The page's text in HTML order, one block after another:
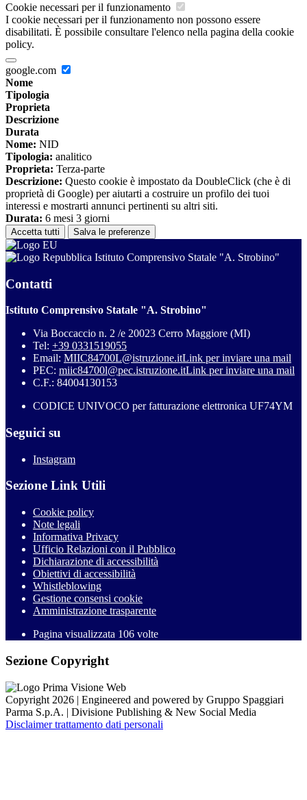
Cookie necessari per il funzionamento
I cookie necessari per il funzionamento non possono essere
disabilitati. È possibile consultare l'elenco nella pagina della cookie
policy.
google.com
Nome
Tipologia
Proprieta
Descrizione
Durata
Nome: NID
Tipologia: analitico
Proprieta: Terza-parte
Descrizione: Questo cookie è impostato da DoubleClick (che è di
proprietà di Google) per aiutarti a costruire un profilo dei tuoi
interessi e mostrarti annunci pertinenti su altri siti.
Durata: 6 mesi 3 giorni
Accetta tutti Salva le preferenze
Istituto Comprensivo Statale "A. Strobino"
Contatti
Istituto Comprensivo Statale "A. Strobino"
Via Boccaccio n. 2 /e 20023 Cerro Maggiore (MI)
Tel: +39 0331519055
Email: MIIC84700L@istruzione.itLink per inviare una mail
PEC: miic84700l@pec.istruzione.itLink per inviare una mail
C.F.: 84004130153
CODICE UNIVOCO per fatturazione elettronica UF74YM
Seguici su
Instagram
Sezione Link Utili
Cookie policy
Note legali
Informativa Privacy
Ufficio Relazioni con il Pubblico
Dichiarazione di accessibilità
Obiettivi di accessibilità
Whistleblowing
Gestione consensi cookie
Amministrazione trasparente
Pagina visualizzata 106 volte
Sezione Copyright
Copyright 2026 | Engineered and powered by Gruppo Spaggiari
Parma S.p.A. | Divisione Publishing & New Social Media
Disclaimer trattamento dati personali